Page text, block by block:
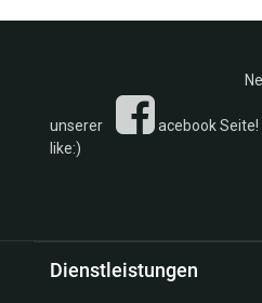
Neuigkeiten
unserer
acebook
like:)
Dienstleistungen